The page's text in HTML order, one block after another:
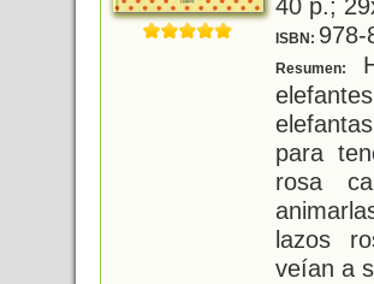
40 p.;
ISBN: 978-
Resumen:
para
rosa
lazos
veían a